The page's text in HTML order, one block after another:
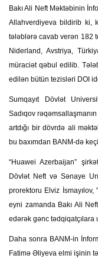
Bakı Ali Neft Məktəbinin
Allahverdiyeva bildirib ki,
tələblərə cavab verən 182
Niderland, Avstriya,
müraciət qəbul edilib.
edilən bütün tezisləri DOI
Sumqayıt Dövlət
Sadıqov
artdığı bir dövrdə ali
bu baxımdan BANM-də
“Huawei Azerbaijan”
Dövlət Neft və Sənaye
prorektoru Elviz
eyni zamanda Bakı Ali
edərək gənc tədqiqatçılara
Daha sonra BANM-in
Fatimə Əliyeva elmi işinin